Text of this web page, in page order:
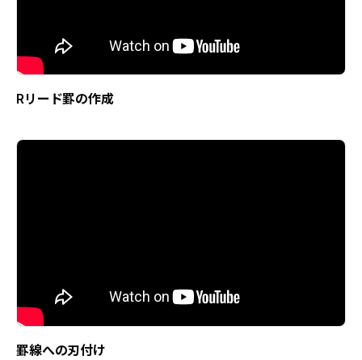
Rリード罫の作成
罫線への刃付け